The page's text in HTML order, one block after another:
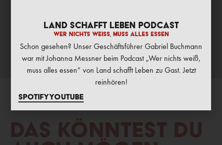
• 1 Ei (verquirlt, zum Bestreichen)
Das könntest du
Land schafft Leben Podcast
Wer nichts weiß, muss alles essen
Schon gesehen? Unser Geschäftsführer Gabriel Buchmann
war mit Johanna Messner beim Podcast „Wer nichts weiß,
muss alles essen“ von Land schafft Leben zu Gast. Jetzt
reinhören!
SpotifyYoutube